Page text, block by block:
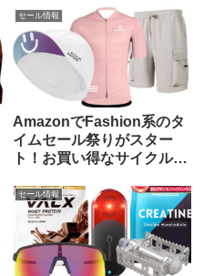
【Amazon プライムデーセ
ール】
セール情報
AmazonでFashion系のタ
イムセール祭りがスター
ト！お買い得なサイクルウ
ました
セール情報